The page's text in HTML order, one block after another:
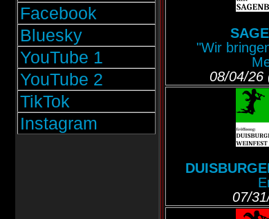
Facebook
Bluesky
YouTube 1
YouTube 2
TikTok
Instagram
"Wir
08/04/26
07/